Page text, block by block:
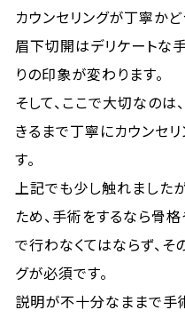
カウンセリングが丁寧かど
眉下切開はデリケートな
りの印象が変わります。
そして、ここで大切なの
きるまで丁寧にカウンセ
す。
上記でも少し触れました
ため、手術をするなら骨
で行わなくてはならず、
グが必須です。
説明が不十分なままで手